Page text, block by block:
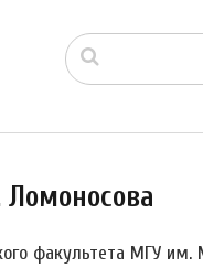
факультета МГУ